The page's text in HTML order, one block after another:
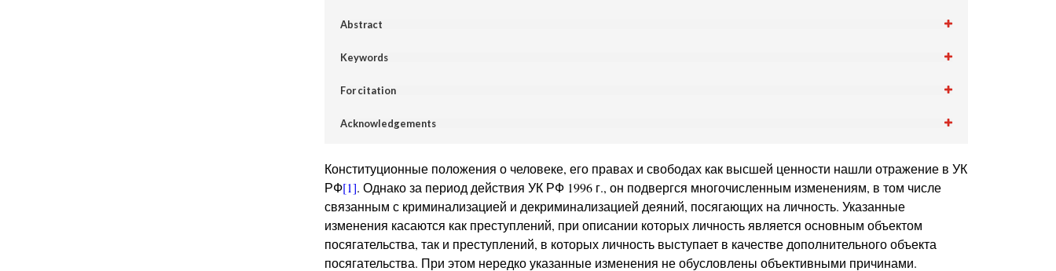
Abstract
Keywords
For citation
Acknowledgements
Конституционные положения о человеке, его правах и свободах как высшей ценности нашли отражение в УК
РФ[1]. Однако за период действия УК РФ 1996 г., он подвергся многочисленным изменениям, в том числе
связанным с криминализацией и декриминализацией деяний, посягающих на личность. Указанные
изменения касаются как преступлений, при описании которых личность является основным объектом
посягательства, так и преступлений, в которых личность выступает в качестве дополнительного объекта
посягательства. При этом нередко указанные изменения не обусловлены объективными причинами.